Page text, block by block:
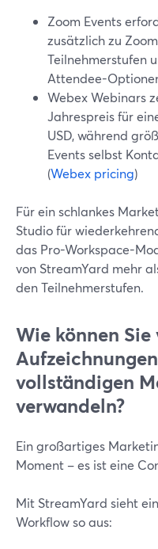
Zoom Events
zusätzlich zu
Teilnehmerstufen
Attendee-
Webex Webinars
Jahrespreis für
USD, während
Events selbst
(Webex pricing)
Für ein schlankes
Studio für
das Pro-Workspace-
von StreamYard mehr
den Teilnehmerstufen.
Wie können
vollständigen
verwandeln?
Ein großartiges
Moment – es ist eine
Mit StreamYard sieht
Workflow so aus: